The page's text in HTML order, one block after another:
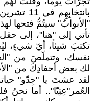
"الأبوابُ" سيتُمُّ فتحها
تأتي إلى "هنا"، إلى
تكتبَ شيئاً، أيّ شيءٍ،
نفسك، وتتملّصَ من
لك بعض أحفادِكَ من
لقد عشتَ يا "جِدّو"
العُمر"عِتِيّا".. أما نحنُ